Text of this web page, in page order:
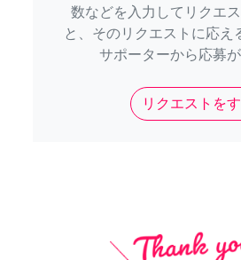
数などを入力してリクエ
と、そのリクエストに応え
サポーターから応募が
リクエストを